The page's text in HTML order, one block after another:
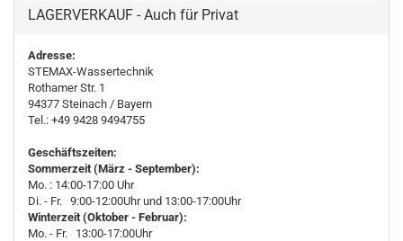
LAGERVERKAUF - Auch für Privat
Adresse:
STEMAX-Wassertechnik
Rothamer Str. 1
94377 Steinach / Bayern
Tel.: +49 9428 9494755
Geschäftszeiten:
Sommerzeit (März - September):
Mo. : 14:00-17:00 Uhr
Di. - Fr. 9:00-12:00Uhr und 13:00-17:00Uhr
Winterzeit (Oktober - Februar):
Mo. - Fr. 13:00-17:00Uhr